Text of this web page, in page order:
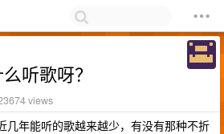
听歌呀？
views
几年能听的歌越来越少，有没有那种不折